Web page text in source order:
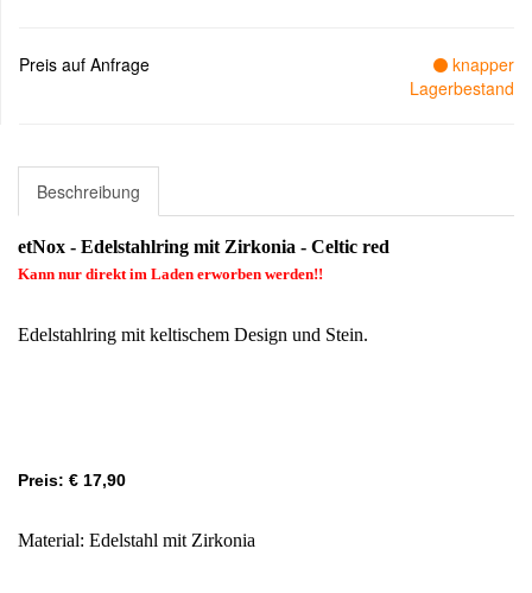
Preis auf Anfrage
knapper
Lagerbestand
Beschreibung
etNox - Edelstahlring mit Zirkonia - Celtic red
Kann nur direkt im Laden erworben werden!!
Edelstahlring mit keltischem Design und Stein.
Preis: € 17,90
Material: Edelstahl mit Zirkonia